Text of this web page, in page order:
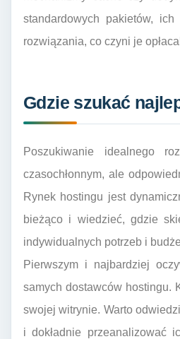
standardowych pakietów,
rozwiązania, co czyni je
Gdzie szukać
Poszukiwanie idealnego
czasochłonnym, ale
Rynek hostingu jest
bieżąco i wiedzieć, gdzie
indywidualnych potrzeb i
Pierwszym i najbardziej
samych dostawców hostingu.
swojej witrynie. Warto
i dokładnie przeanalizować